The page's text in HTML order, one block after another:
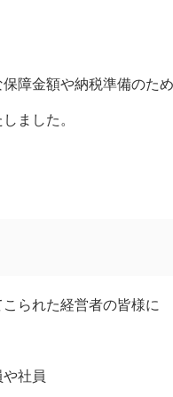
障金額や納税準備のた
ました。
られた経営者の皆様に
社員